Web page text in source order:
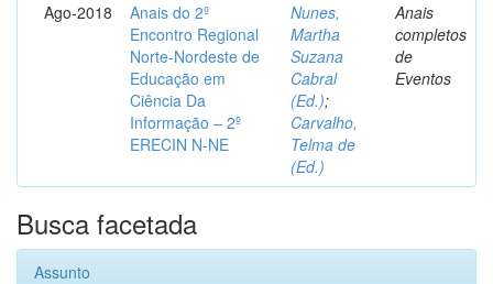
Ago-2018
Anais do 2º
Encontro Regional
Norte-Nordeste de
Educação em
Ciência Da
Informação – 2º
ERECIN N-NE
Nunes,
Martha
Suzana
Cabral
(Ed.);
Carvalho,
Telma de
(Ed.)
Anais
completos
de
Eventos
Busca facetada
Assunto